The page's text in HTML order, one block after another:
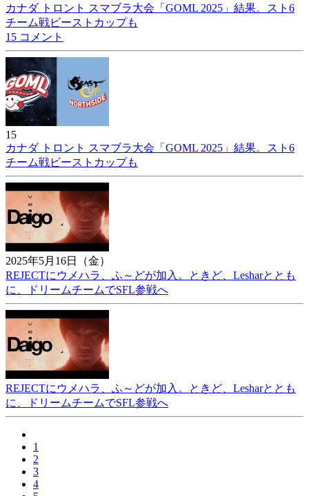
カナダ トロント スマブラ大会「GOML 2025」結果。スト6
チーム戦ビーストカップも
15 コメント
15
カナダ トロント スマブラ大会「GOML 2025」結果。スト6
チーム戦ビーストカップも
2025年5月16日（金）
REJECTにウメハラ、ふ～どが加入。ときど、Lesharととも
に、ドリームチームでSFL参戦へ
REJECTにウメハラ、ふ～どが加入。ときど、Lesharととも
に、ドリームチームでSFL参戦へ
1
2
3
4